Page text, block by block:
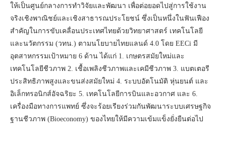
ให้เป็นศูนย์กลางการทำวิจัยและพัฒนา เพื่อต่อยอดไปสู่การใช้งาน
จริงเชิงพาณิชย์และเชิงสาธารณประโยชน์ ซึ่งเป็นหนึ่งในฟันเฟือง
สำคัญในการขับเคลื่อนประเทศไทยด้วยวิทยาศาสตร์ เทคโนโลยี
และนวัตกรรม (วทน.) ตามนโยบายไทยแลนด์ 4.0 โดย EECi มี
อุตสาหกรรมเป้าหมาย 6 ด้าน ได้แก่ 1. เกษตรสมัยใหม่และ
เทคโนโลยีชีวภาพ 2. เชื้อเพลิงชีวภาพและเคมีชีวภาพ 3. แบตเตอรี
ประสิทธิภาพสูงและขนส่งสมัยใหม่ 4. ระบบอัตโนมัติ หุ่นยนต์ และ
อิเล็กทรอนิกส์อัจฉริยะ 5. เทคโนโลยีการบินและอวกาศ และ 6.
เครื่องมือทางการแพทย์ ซึ่งจะร้อยเรียงร่วมกันพัฒนาระบบเศรษฐกิจ
ฐานชีวภาพ (Bioeconomy) ของไทยให้มีความเข้มแข็งยั่งยืนต่อไป